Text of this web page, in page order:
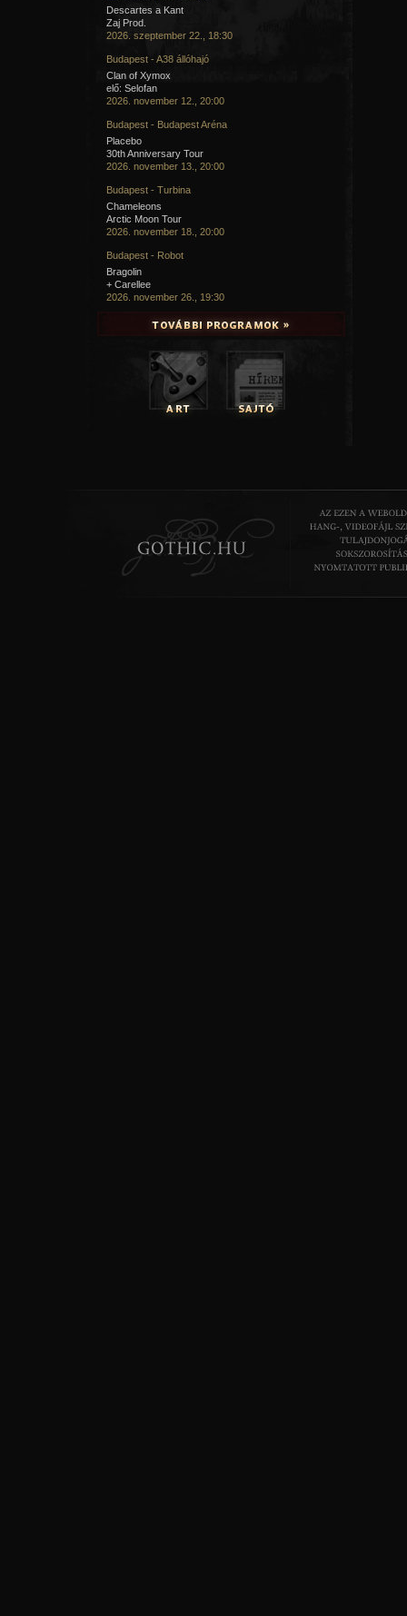
Descartes a Kant
Zaj Prod.
2026. szeptember 22., 18:30
Budapest - A38 állóhajó
Clan of Xymox
elő: Selofan
2026. november 12., 20:00
Budapest - Budapest Aréna
Placebo
30th Anniversary Tour
2026. november 13., 20:00
Budapest - Turbina
Chameleons
Arctic Moon Tour
2026. november 18., 20:00
Budapest - Robot
Bragolin
+ Carellee
2026. november 26., 19:30